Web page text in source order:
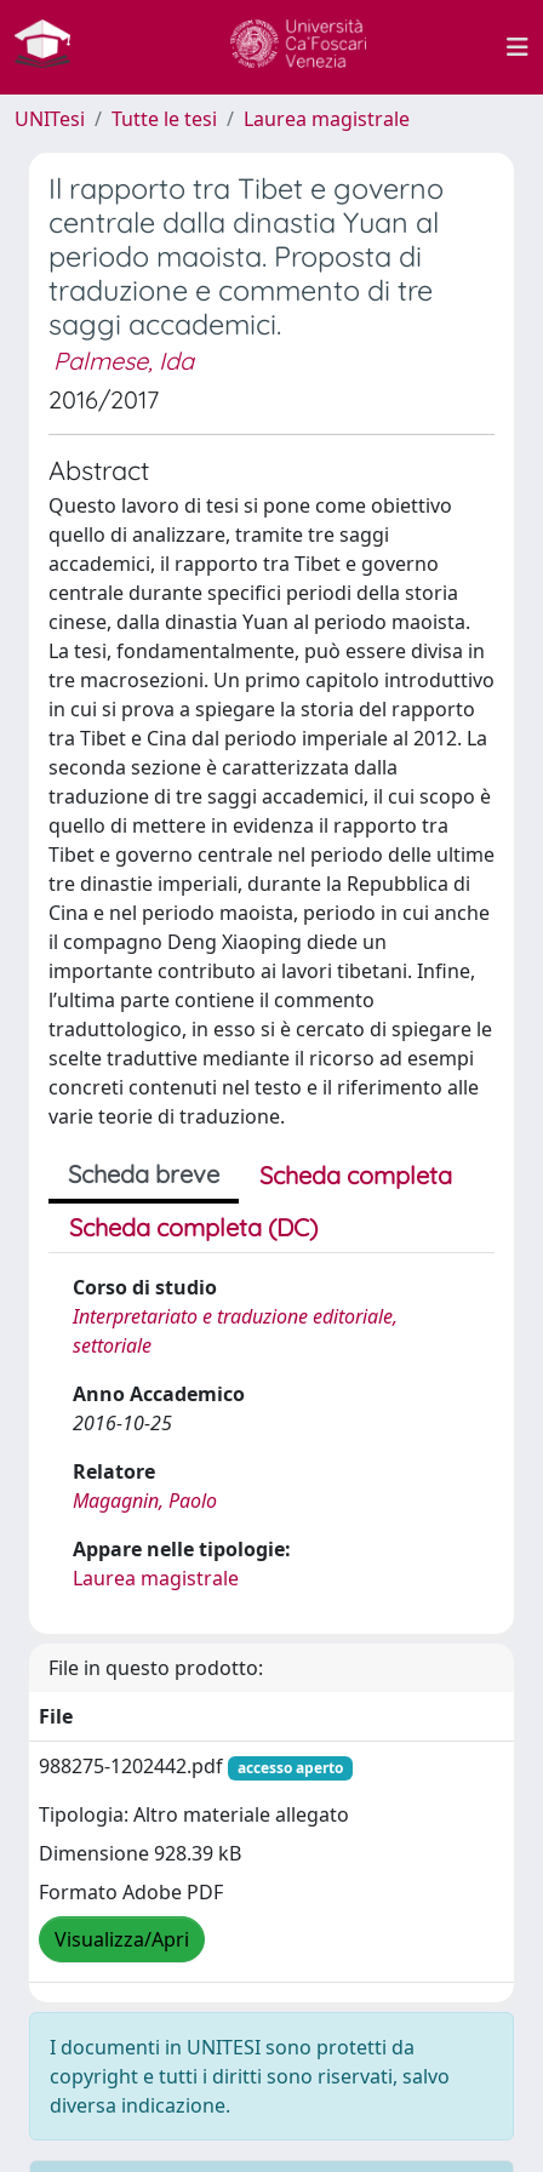
UNITesi Tutte le tesi Laurea magistrale
Il rapporto tra Tibet e governo
centrale dalla dinastia Yuan al
periodo maoista. Proposta di
traduzione e commento di tre
saggi accademici.
Palmese, Ida
2016/2017
Abstract
Questo lavoro di tesi si pone come obiettivo
quello di analizzare, tramite tre saggi
accademici, il rapporto tra Tibet e governo
centrale durante specifici periodi della storia
cinese, dalla dinastia Yuan al periodo maoista.
La tesi, fondamentalmente, può essere divisa in
tre macrosezioni. Un primo capitolo introduttivo
in cui si prova a spiegare la storia del rapporto
tra Tibet e Cina dal periodo imperiale al 2012. La
seconda sezione è caratterizzata dalla
traduzione di tre saggi accademici, il cui scopo è
quello di mettere in evidenza il rapporto tra
Tibet e governo centrale nel periodo delle ultime
tre dinastie imperiali, durante la Repubblica di
Cina e nel periodo maoista, periodo in cui anche
il compagno Deng Xiaoping diede un
importante contributo ai lavori tibetani. Infine,
l’ultima parte contiene il commento
traduttologico, in esso si è cercato di spiegare le
scelte traduttive mediante il ricorso ad esempi
concreti contenuti nel testo e il riferimento alle
varie teorie di traduzione.
Scheda breve
Scheda completa
Scheda completa (DC)
Corso di studio
Interpretariato e traduzione editoriale,
settoriale
Anno Accademico
2016-10-25
Relatore
Magagnin, Paolo
Appare nelle tipologie:
Laurea magistrale
File in questo prodotto:
File
988275-1202442.pdf
accesso aperto
Tipologia: Altro materiale allegato
Dimensione 928.39 kB
Formato Adobe PDF
Visualizza/Apri
I documenti in UNITESI sono protetti da
copyright e tutti i diritti sono riservati, salvo
diversa indicazione.